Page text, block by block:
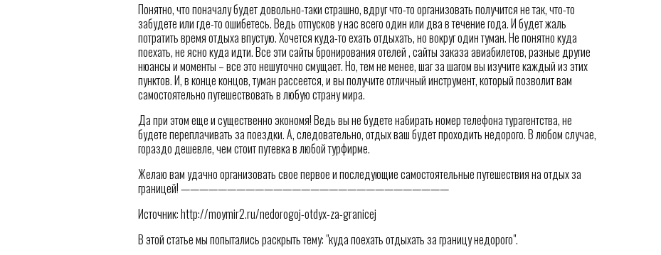
Понятно, что поначалу будет довольно-таки страшно, вдруг что-то организовать получится не так, что-то
забудете или где-то ошибетесь. Ведь отпусков у нас всего один или два в течение года. И будет жаль
потратить время отдыха впустую. Хочется куда-то ехать отдыхать, но вокруг один туман. Не понятно куда
поехать, не ясно куда идти. Все эти сайты бронирования отелей , сайты заказа авиабилетов, разные другие
нюансы и моменты – все это нешуточно смущает. Но, тем не менее, шаг за шагом вы изучите каждый из этих
пунктов. И, в конце концов, туман рассеется, и вы получите отличный инструмент, который позволит вам
самостоятельно путешествовать в любую страну мира.
Да при этом еще и существенно экономя! Ведь вы не будете набирать номер телефона турагентства, не
будете переплачивать за поездки. А, следовательно, отдых ваш будет проходить недорого. В любом случае,
гораздо дешевле, чем стоит путевка в любой турфирме.
Желаю вам удачно организовать свое первое и последующие самостоятельные путешествия на отдых за
границей! —————————————————————————————
Источник: http://moymir2.ru/nedorogoj-otdyx-za-granicej
В этой статье мы попытались раскрыть тему: "куда поехать отдыхать за границу недорого".